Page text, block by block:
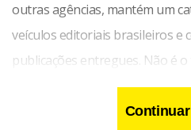
outras agências, mantém um
veículos editoriais brasileiros e
publicações entregues. Não é
monta em seis meses, e essa é
movimento ter chamado